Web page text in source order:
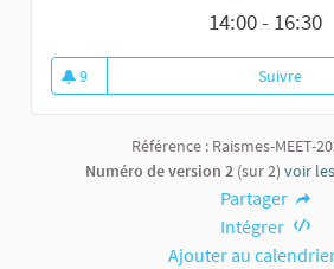
14:00 - 16:30
9
9 abonnés
Suivre
Référence : Raismes-MEET-
Numéro de version 2(sur 2) voir
Partager
Intégrer
Ajouter au